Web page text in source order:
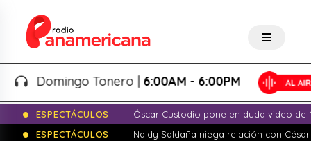
Domingo Tonero |6:00AM - 6:00PM
ESPECTÁCULOS
Óscar Custodio pone en duda video de
ESPECTÁCULOS
Naldy Saldaña niega relación con